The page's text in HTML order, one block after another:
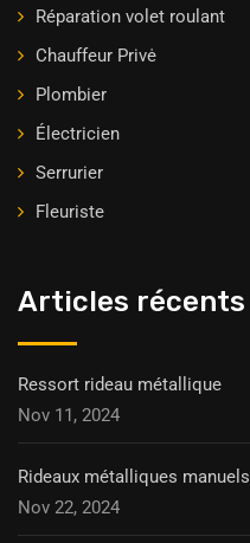
Réparation volet roulant
Chauffeur Privė
Plombier
Électricien
Serrurier
Fleuriste
Articles récents
Ressort rideau métallique
Nov 11, 2024
Rideaux métalliques manuels
Nov 22, 2024